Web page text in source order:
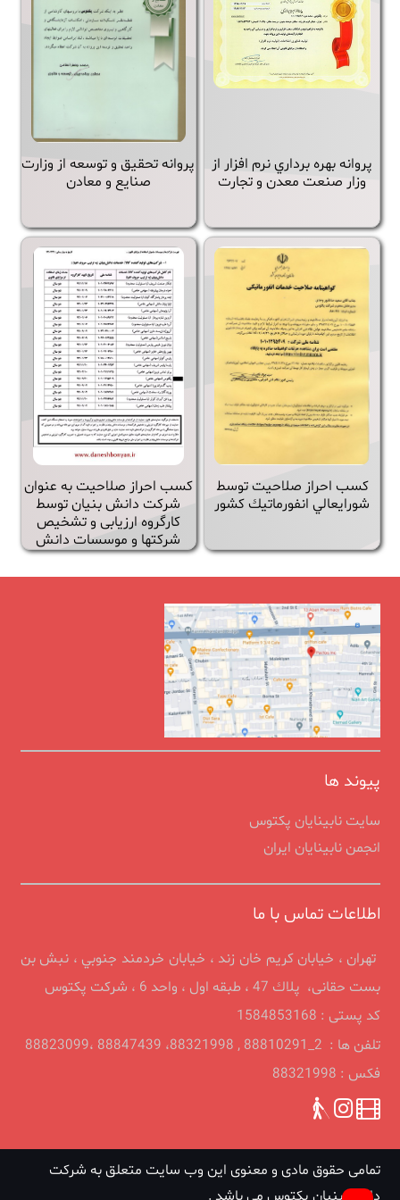
پروانه بهره برداري نرم افزار از
وزار صنعت معدن و تجارت
پروانه تحقيق و توسعه از وزارت
صنايع و معادن
كسب احراز صلاحيت توسط
شورايعالي انفورماتيك كشور
كسب احراز صلاحيت به عنوان
شركت دانش بنيان توسط
کارگروه ارزیابی و تشخیص
شرکتها و موسسات دانش
بنیان و نظارت بر اجرا
پیوند ها
سایت نابینایان پکتوس
انجمن نابينايان ايران
اطلاعات تماس با ما
تهران ، خيابان كريم خان زند ، خیابان خردمند جنوبي ، نبش بن
بست حقانی، پلاك 47 ، طبقه اول ، واحد 6 ، شرکت پکتوس
کد پستی : 1584853168
تلفن ها : 2_88810291 , 88321998، 88847439 ،88823099
فکس : 88321998
تمامی حقوق مادی و معنوی این وب سایت متعلق به شرکت